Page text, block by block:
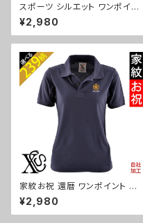
スポーツ シルエット ワンポイン
ト 刺繍 エプロン ワンピース レ
ディース 撥水加工 おしゃれ か
わいい フリル ティアード フレア
ロン リボン ブラック 黒 グッズ
文字 面白い おもしろ 卒団 記念
品 部活 卒業 ori-a-tao13-b0
8-s
¥2,980
家紋お祝 還暦 ワンポイント 刺
繍 オリジナル 半袖 ポロシャツ
レディース 無地 ロゴ おしゃれ
ゴルフ 吸汗速乾 黒 ブラック ネ
¥2,980